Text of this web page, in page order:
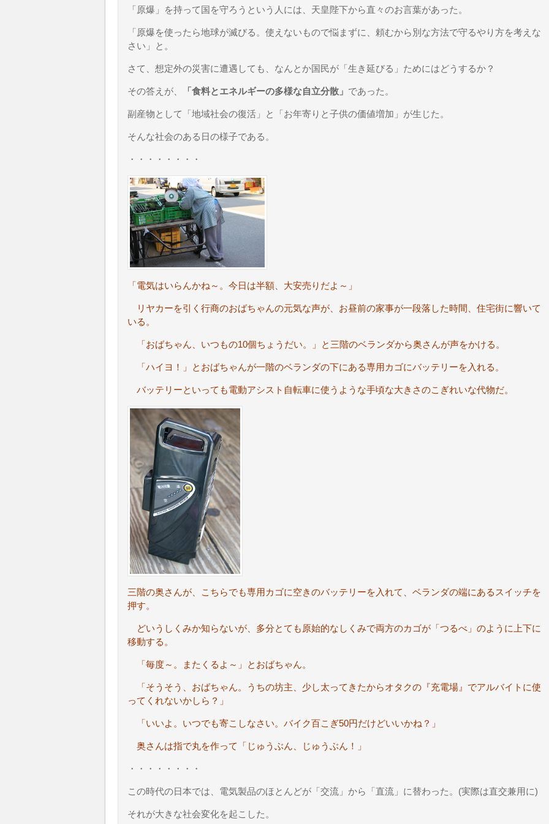
「原爆」を持って国を守ろうという人には、天皇陛下から直々のお言葉があった。
「原爆を使ったら地球が滅びる。使えないもので悩まずに、頼むから別な方法で守るやり方を考えな
さい」と。
さて、想定外の災害に遭遇しても、なんとか国民が「生き延びる」ためにはどうするか？
その答えが、 「食料とエネルギーの多様な自立分散」 であった。
副産物として「地域社会の復活」と「お年寄りと子供の価値増加」が生じた。
そんな社会のある日の様子である。
・・・・・・・・
「電気はいらんかね～。今日は半額、大安売りだよ～」
リヤカーを引く行商のおばちゃんの元気な声が、お昼前の家事が一段落した時間、住宅街に響いて
いる。
「おばちゃん、いつもの10個ちょうだい。」と三階のベランダから奥さんが声をかける。
「ハイヨ！」とおばちゃんが一階のベランダの下にある専用カゴにバッテリーを入れる。
バッテリーといっても電動アシスト自転車に使うような手頃な大きさのこぎれいな代物だ。
三階の奥さんが、こちらでも専用カゴに空きのバッテリーを入れて、ベランダの端にあるスイッチを
押す。
どいうしくみか知らないが、多分とても原始的なしくみで両方のカゴが「つるべ」のように上下に
移動する。
「毎度～。またくるよ～」とおばちゃん。
「そうそう、おばちゃん。うちの坊主、少し太ってきたからオタクの『充電場』でアルバイトに使
ってくれないかしら？」
「いいよ。いつでも寄こしなさい。バイク百こぎ50円だけどいいかね？」
奥さんは指で丸を作って「じゅうぶん、じゅうぶん！」
・・・・・・・・
この時代の日本では、電気製品のほとんどが「交流」から「直流」に替わった。(実際は直交兼用に)
それが大きな社会変化を起こした。